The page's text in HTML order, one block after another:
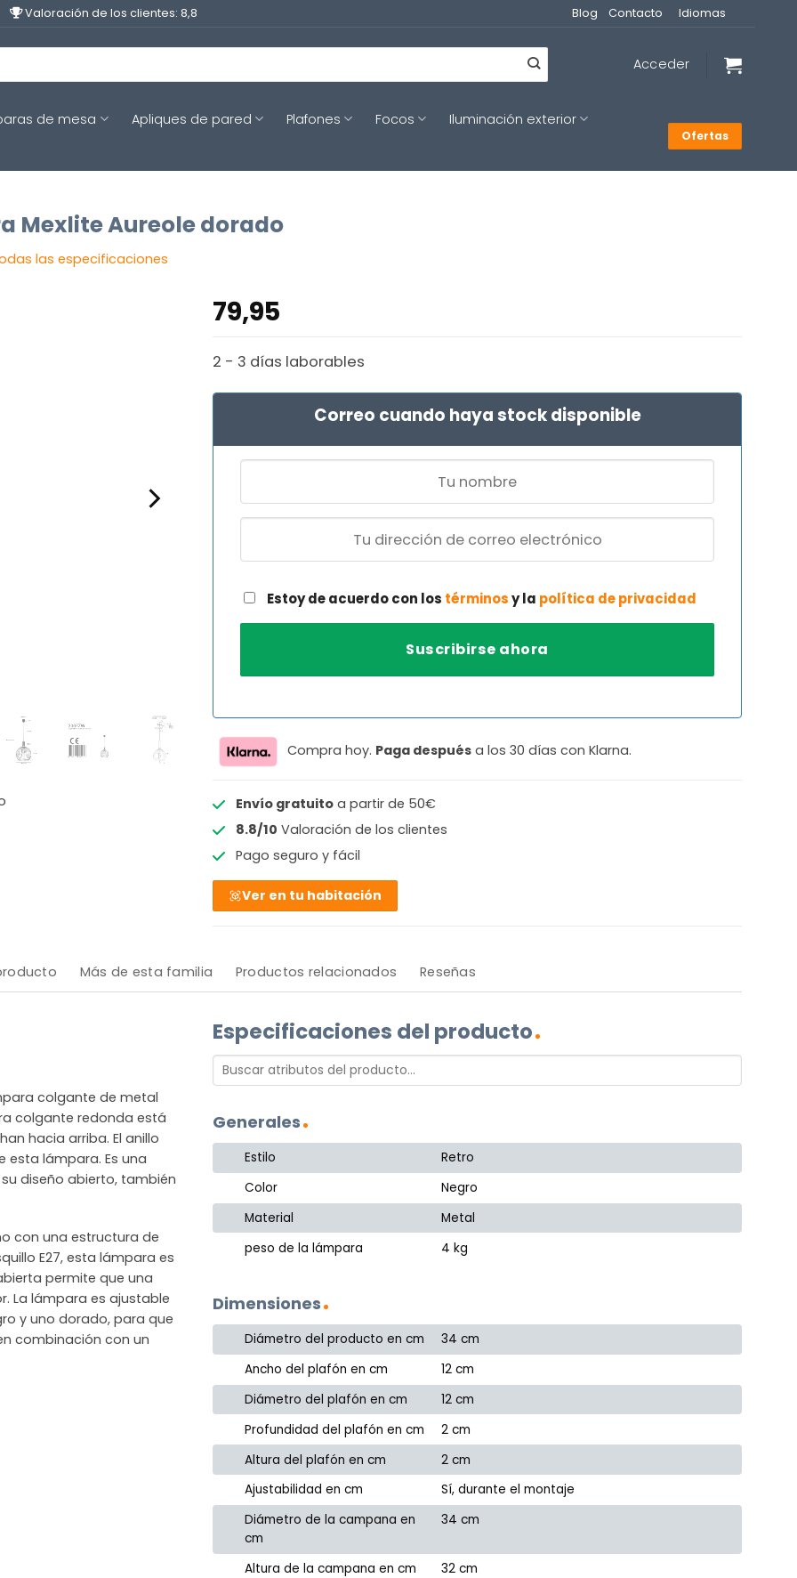
Valoración de los clientes: 8,8 Blog Contacto Idiomas
Acceder
de mesa Apliques de pared Plafones Focos
Iluminación exterior
Ofertas
Mexlite Aureole dorado
las especificaciones
79,95
2 - 3 días laborables
Correo cuando haya stock disponible
Estoy de acuerdo con los términosy la política de privacidad
Compra hoy. Paga después a los 30 días con Klarna.
Envío gratuitoa partir de 50€
8.8/10 Valoración de los clientes
Pago seguro y fácil
Ver en tu habitación
Más de esta familia Productos relacionados Reseñas
colgante de metal
colgante redonda está
hacia arriba. El anillo
lámpara. Es una
diseño abierto, también
con una estructura de
E27, esta lámpara es
permite que una
La lámpara es ajustable
y uno dorado, para que
combinación con un
Especificaciones del producto
Generales
Estilo
Retro
Color
Negro
Material
Metal
peso de la lámpara
4 kg
Dimensiones
Diámetro del producto en cm
34 cm
Ancho del plafón en cm
12 cm
Diámetro del plafón en cm
12 cm
Profundidad del plafón en cm
2 cm
Altura del plafón en cm
2 cm
Ajustabilidad en cm
Sí, durante el montaje
Diámetro de la campana en
cm
34 cm
Altura de la campana en cm
32 cm